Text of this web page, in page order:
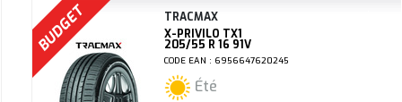
BUDGET
TRACMAX
X-PRIVILO TX1
205/55 R 16 91V
CODE EAN : 6956647620245
Été